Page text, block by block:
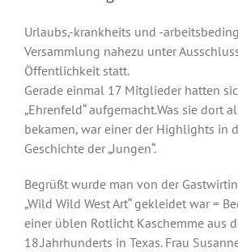
Urlaubs,-krankheits und -
Versammlung nahezu unter
Öffentlichkeit statt.
Gerade einmal 17 Mitglieder hatten
„Ehrenfeld“ aufgemacht.Was sie dort
bekamen, war einer der Highlights in
Geschichte der „Jungen“.
Begrüßt wurde man von der
„Wild Wild West Art“ gekleidet war =
einer üblen Rotlicht Kaschemme aus
18.Jahrhunderts in Texas. Frau